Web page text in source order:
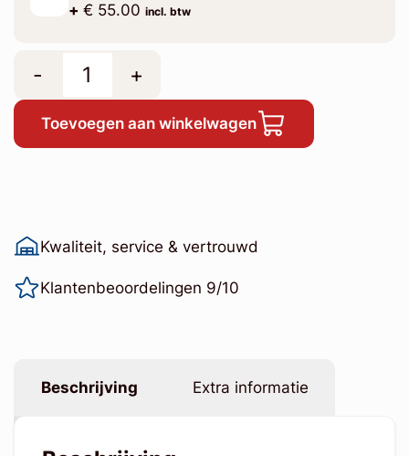
+ € 55.00 incl. btw
- +
Toevoegen aan winkelwagen
Kwaliteit, service & vertrouwd
Klantenbeoordelingen 9/10
Beschrijving Extra informatie